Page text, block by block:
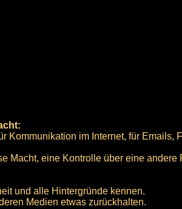
Kommunikation im Internet, für Emails,
Macht, eine Kontrolle über eine andere
und alle Hintergründe kennen.
Medien etwas zurückhalten.